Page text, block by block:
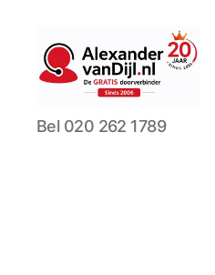
AlexandervanDijl.nl
Bel 020 262 1789